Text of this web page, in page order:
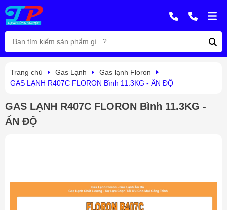
Trang chủ Gas Lạnh
Gas lạnh Floron
GAS LẠNH R407C FLORON Bình 11.3KG - ẤN ĐỘ
GAS LẠNH R407C FLORON Bình 11.3KG -
ẤN ĐỘ